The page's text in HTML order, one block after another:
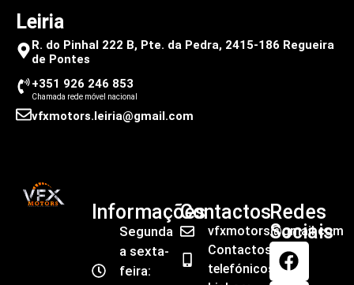
Leiria
R. do Pinhal 222 B, Pte. da Pedra, 2415-186 Regueira
de Pontes
+351 926 246 853
Chamada rede móvel nacional
vfxmotors.leiria@gmail.com
Informações
Segunda
a sexta-
feira:
Contactos
vfxmotors@gmail.com
Contactos
telefónicos
Redes
Sociais